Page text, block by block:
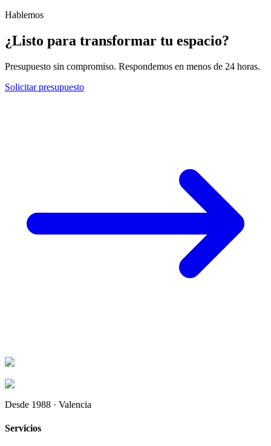
Hablemos
¿Listo para transformar tu espacio?
Presupuesto sin compromiso. Respondemos en menos de 24 horas.
Solicitar presupuesto
Desde 1988 · Valencia
Servicios